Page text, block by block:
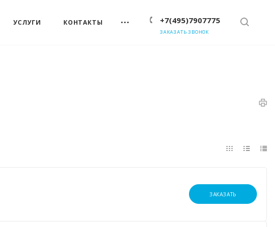
+7(495)7907775
ЗАКАЗАТЬ ЗВОНОК
УСЛУГИ КОНТАКТЫ
ЗАКАЗАТЬ